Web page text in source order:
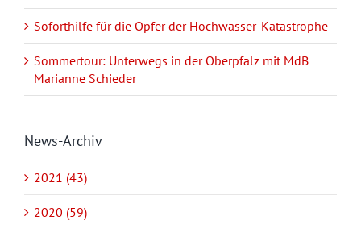
Soforthilfe für die Opfer der Hochwasser-Katastrophe
Sommertour: Unterwegs in der Oberpfalz mit MdB
Marianne Schieder
News-Archiv
2021 (43)
2020 (59)